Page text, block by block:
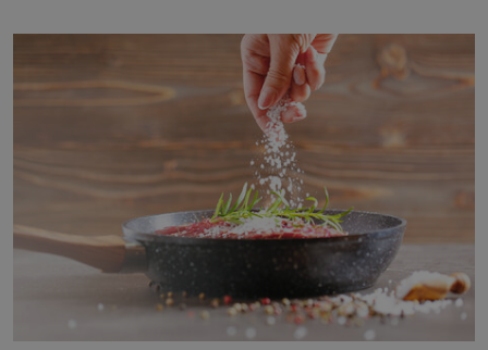
židovské kultury ŠTETL FEST 2026. Některé návraty
nejsou jednoduché. Místa, která si člověk pamatuje z
rodinných vyprávění, už dávno